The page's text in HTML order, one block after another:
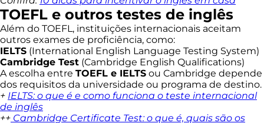
TOEFL e outros testes de inglês
Além do TOEFL, instituições internacionais aceitam
outros exames de proficiência, como:
IELTS (International English Language Testing System)
Cambridge Test (Cambridge English Qualifications)
A escolha entre TOEFL e IELTS ou Cambridge depende
dos requisitos da universidade ou programa de destino.
+ IELTS: o que é e como funciona o teste internacional
de inglês
++ Cambridge Certificate Test: o que é, quais são os